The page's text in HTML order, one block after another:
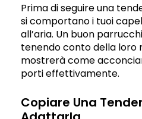
Prima di seguire una
si comportano i tuoi
all’aria. Un buon
tenendo conto della
mostrerà come
porti effettivamente.
Copiare Una